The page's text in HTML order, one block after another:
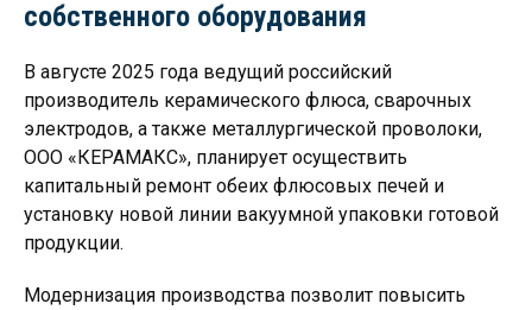
собственного оборудования
В августе 2025 года ведущий российский
производитель керамического флюса, сварочных
электродов, а также металлургической проволоки,
ООО «КЕРАМАКС», планирует осуществить
капитальный ремонт обеих флюсовых печей и
установку новой линии вакуумной упаковки готовой
продукции.
Модернизация производства позволит повысить